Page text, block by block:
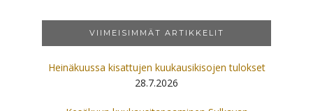
VIIMEISIMMÄT ARTIKKELIT
Heinäkuussa kisattujen kuukausikisojen tulokset
28.7.2026